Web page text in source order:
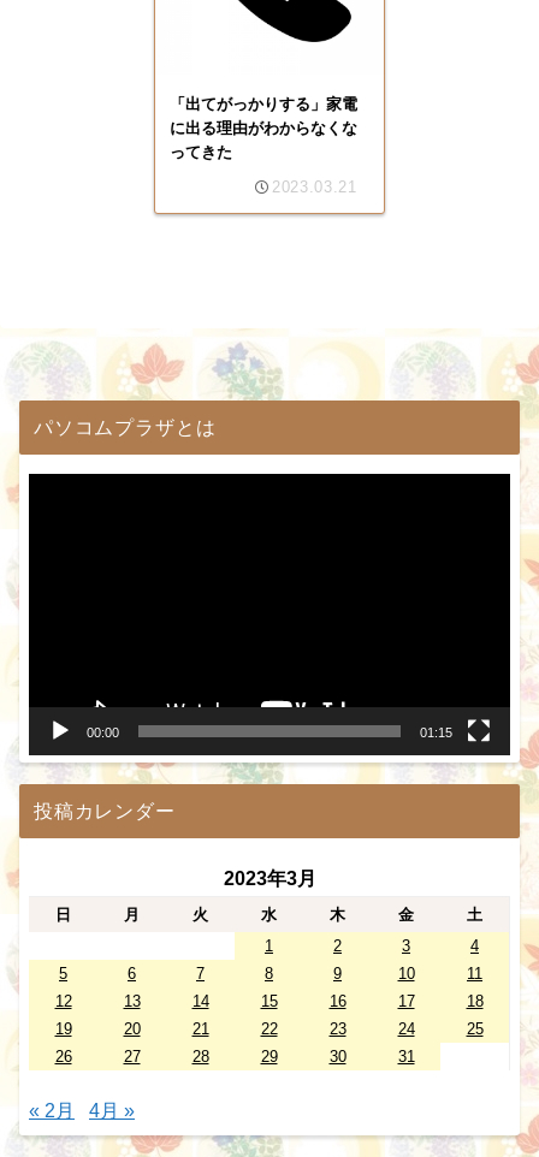
「出てがっかりする」家電
に出る理由がわからなくな
ってきた
2023.03.21
パソコムプラザとは
00:00 01:15
投稿カレンダー
2023年3月
日 月 火 水 木 金
土
1
2 3
4
5
6 7 8 9 10
11
12
13 14 15 16 17
18
19
20 21 22 23 24
25
26
27 28 29 30 31
« 2月 4月 »